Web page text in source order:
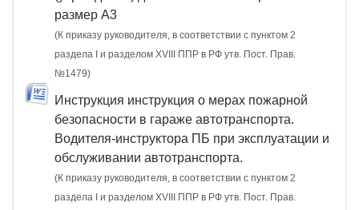
размер А3
(К приказу руководителя, в соответствии с пунктом 2
раздела I и разделом XVIII ППР в РФ утв. Пост. Прав.
№1479)
Инструкция инструкция о мерах пожарной
безопасности в гараже автотранспорта.
Водителя-инструктора ПБ при эксплуатации и
обслуживании автотранспорта.
(К приказу руководителя, в соответствии с пунктом 2
раздела I и разделом XVIII ППР в РФ утв. Пост. Прав.